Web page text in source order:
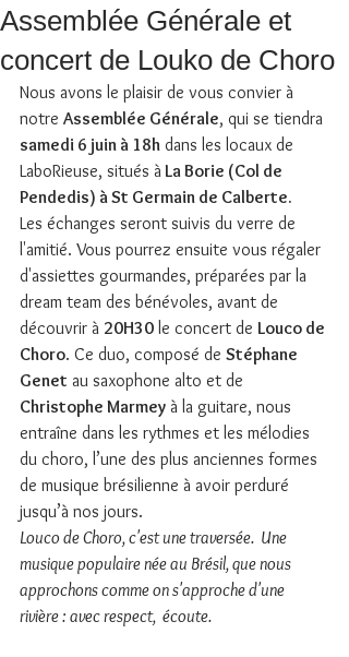
Assemblée Générale et
concert de Louko de Choro
Nous avons le plaisir de vous convier à
notre Assemblée Générale, qui se tiendra
samedi 6 juin à 18h dans les locaux de
LaboRieuse, situés à La Borie (Col de
Pendedis) à St Germain de Calberte.
Les échanges seront suivis du verre de
l'amitié. Vous pourrez ensuite vous régaler
d'assiettes gourmandes, préparées par la
dream team des bénévoles, avant de
découvrir à 20H30 le concert de Louco de
Choro. Ce duo, composé de Stéphane
Genet au saxophone alto et de
Christophe Marmey à la guitare, nous
entraîne dans les rythmes et les mélodies
du choro, l’une des plus anciennes formes
de musique brésilienne à avoir perduré
jusqu’à nos jours.
Louco de Choro, c'est une traversée.  Une
musique populaire née au Brésil, que nous
approchons comme on s'approche d'une
rivière : avec respect,  écoute.